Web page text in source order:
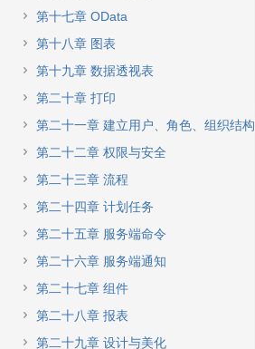
第十七章 OData
第十八章 图表
第十九章 数据透视表
第二十章 打印
第二十一章 建立用户、角色、组织结构
第二十二章 权限与安全
第二十三章 流程
第二十四章 计划任务
第二十五章 服务端命令
第二十六章 服务端通知
第二十七章 组件
第二十八章 报表
第二十九章 设计与美化